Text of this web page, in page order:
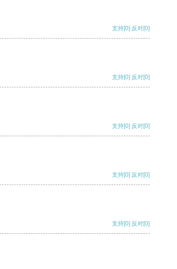
支持[0] 反对[0]
支持[0] 反对[0]
支持[0] 反对[0]
支持[0] 反对[0]
支持[0] 反对[0]